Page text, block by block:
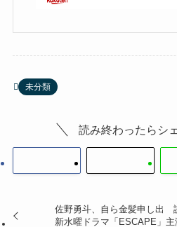
未分類
読み終わったらシ
佐野勇斗、自ら金髪申し出
新水曜ドラマ「ESCAPE」主